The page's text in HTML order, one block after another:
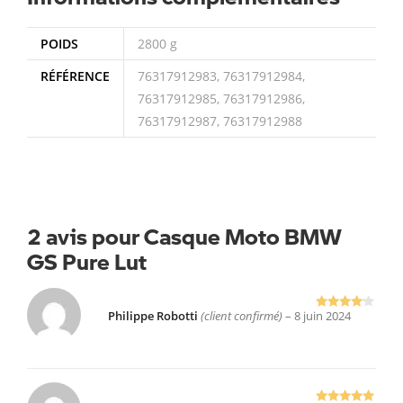
POIDS
2800 g
RÉFÉRENCE
76317912983, 76317912984,
76317912985, 76317912986,
76317912987, 76317912988
2 avis pourCasque Moto BMW
GS Pure Lut
Note4
Philippe Robotti (client confirmé) – 8 juin 2024